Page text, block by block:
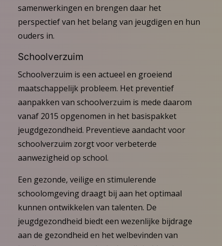
samenwerkingen en brengen daar het
perspectief van het belang van jeugdigen en hun
ouders in.
Schoolverzuim
Schoolverzuim is een actueel en groeiend
maatschappelijk probleem. Het preventief
aanpakken van schoolverzuim is mede daarom
vanaf 2015 opgenomen in het basispakket
jeugdgezondheid. Preventieve aandacht voor
schoolverzuim zorgt voor verbeterde
aanwezigheid op school.
Een gezonde, veilige en stimulerende
schoolomgeving draagt bij aan het optimaal
kunnen ontwikkelen van talenten. De
jeugdgezondheid biedt een wezenlijke bijdrage
aan de gezondheid en het welbevinden van